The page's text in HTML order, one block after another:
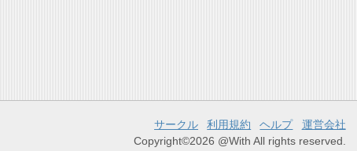
サークル 利用規約 ヘルプ
運営会社
Copyright©2026 @With All rights reserved.